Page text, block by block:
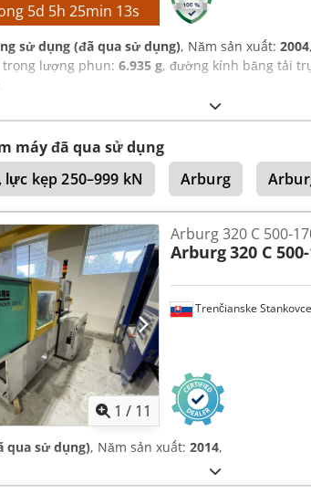
5d 5h 25min 12s
sử dụng (đã qua sử dụng), Năm sản xuất: 2004
trọng lượng phun: 6.935 g, đường kính băng tải
,
máy đã qua sử dụng
kẹp 250–999 kN
Arburg
1 / 11
Trenčianske Stankovce
Arburg 320 C 500-
Arburg320 C
qua sử dụng), Năm sản xuất: 2014,